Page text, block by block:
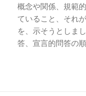
概念や関係、規範
ていること、それ
を、示そうとしま
答、宣言的問答の